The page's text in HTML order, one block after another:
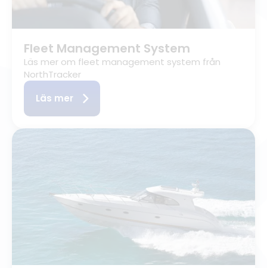
Fleet Management System
Läs mer om fleet management system från
NorthTracker
Läs mer